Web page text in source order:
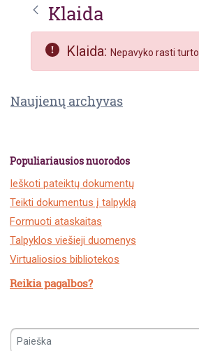
AtgalKlaida
Klaida: Nepavyko rasti turto.
Naujienų archyvas
Populiariausios nuorodos
Ieškoti pateiktų dokumentų
Teikti dokumentus į talpyklą
Formuoti ataskaitas
Talpyklos viešieji duomenys
Virtualiosios bibliotekos
Reikia pagalbos?
Paieška